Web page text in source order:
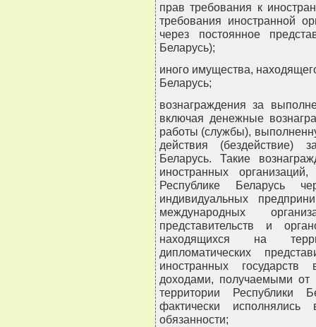
прав требования к
требования иностранной
через постоянное
Беларусь);
иного имущества,
Беларусь;
вознаграждения за
включая денежные
работы (службы),
действия (бездействие)
Беларусь. Такие
иностранных
Республике Беларусь
индивидуальных
международных
представительств и
находящихся на
дипломатических
иностранных
доходами, получаемыми от
территории Республики
фактически
обязанности;